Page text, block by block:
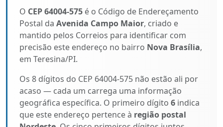
O CEP 64004-575 é o Código de Endereçamento
Postal da Avenida Campo Maior, criado e
mantido pelos Correios para identificar com
precisão este endereço no bairro Nova Brasília,
em Teresina/PI.
Os 8 dígitos do CEP 64004-575 não estão ali por
acaso — cada um carrega uma informação
geográfica específica. O primeiro dígito 6 indica
que este endereço pertence à região postal